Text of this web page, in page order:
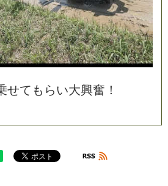
せて も らい大興奮 ！